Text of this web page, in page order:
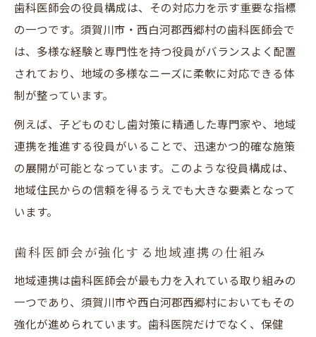
歯科医師会の役員構成は、その対応力を示す重要な指標
の一つです。須賀川市・西白河郡西郷村の歯科医師会で
は、多様な経験と専門性を持つ役員がバランスよく配置
されており、地域の多様なニーズに柔軟に対応できる体
制が整っています。
例えば、子どものむし歯対策に精通した専門家や、地域
連携を推進する役員がいることで、迅速かつ的確な施策
の展開が可能となっています。このような役員構成は、
地域住民からの信頼を得るうえでも大きな要素となって
います。
歯科医師会が強化する地域連携の仕組み
地域連携は歯科医師会が最も力を入れている取り組みの
一つであり、須賀川市や西白河郡西郷村においてもその
強化が進められています。歯科医院だけでなく、保健